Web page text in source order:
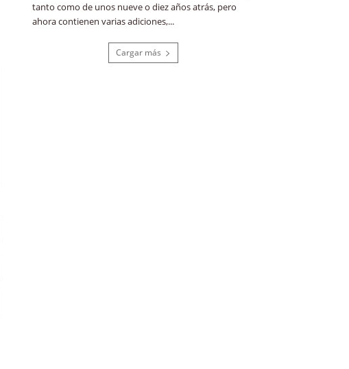
tanto como de unos nueve o diez años atrás, pero
ahora contienen varias adiciones,...
Cargar más